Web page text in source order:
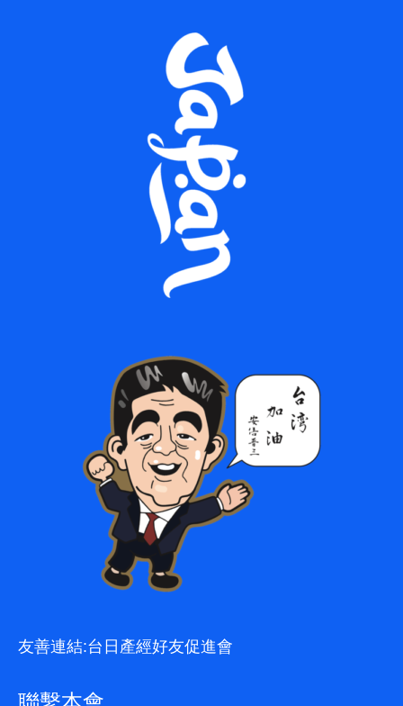
友善連結:台日產經好友促進會